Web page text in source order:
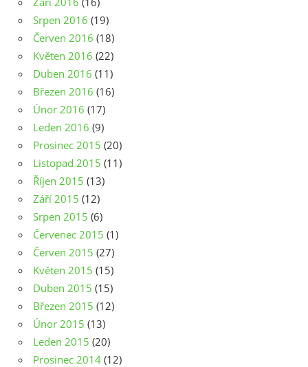
Srpen 2016 (19)
Červen 2016 (18)
Květen 2016 (22)
Duben 2016 (11)
Březen 2016 (16)
Únor 2016 (17)
Leden 2016 (9)
Prosinec 2015 (20)
Listopad 2015 (11)
Říjen 2015 (13)
Září 2015 (12)
Srpen 2015 (6)
Červenec 2015 (1)
Červen 2015 (27)
Květen 2015 (15)
Duben 2015 (15)
Březen 2015 (12)
Únor 2015 (13)
Leden 2015 (20)
Prosinec 2014 (12)